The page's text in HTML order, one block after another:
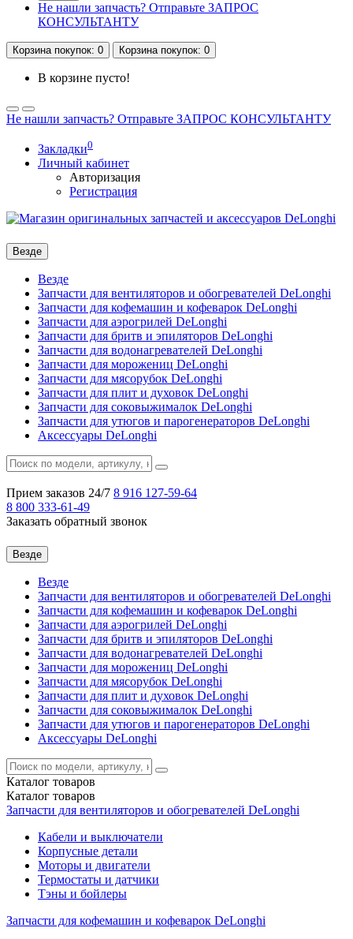
Не нашли запчасть? Отправьте ЗАПРОС
КОНСУЛЬТАНТУ
Корзинапокупок: 0 Корзинапокупок: 0
В корзине пусто!
Не нашли запчасть? Отправьте ЗАПРОС КОНСУЛЬТАНТУ
Закладки0
Личный кабинет
Авторизация
Регистрация
Везде
Везде
Запчасти для вентиляторов и обогревателей DeLonghi
Запчасти для кофемашин и кофеварок DeLonghi
Запчасти для аэрогрилей DeLonghi
Запчасти для бритв и эпиляторов DeLonghi
Запчасти для водонагревателей DeLonghi
Запчасти для морожениц DeLonghi
Запчасти для мясорубок DeLonghi
Запчасти для плит и духовок DeLonghi
Запчасти для соковыжималок DeLonghi
Запчасти для утюгов и парогенераторов DeLonghi
Аксессуары DeLonghi
Прием заказов 24/7 8 916 127-59-64
8 800 333-61-49
Заказать обратный звонок
Везде
Везде
Запчасти для вентиляторов и обогревателей DeLonghi
Запчасти для кофемашин и кофеварок DeLonghi
Запчасти для аэрогрилей DeLonghi
Запчасти для бритв и эпиляторов DeLonghi
Запчасти для водонагревателей DeLonghi
Запчасти для морожениц DeLonghi
Запчасти для мясорубок DeLonghi
Запчасти для плит и духовок DeLonghi
Запчасти для соковыжималок DeLonghi
Запчасти для утюгов и парогенераторов DeLonghi
Аксессуары DeLonghi
Каталог товаров
Каталог товаров
Запчасти для вентиляторов и обогревателей DeLonghi
Кабели и выключатели
Корпусные детали
Моторы и двигатели
Термостаты и датчики
Тэны и бойлеры
Запчасти для кофемашин и кофеварок DeLonghi